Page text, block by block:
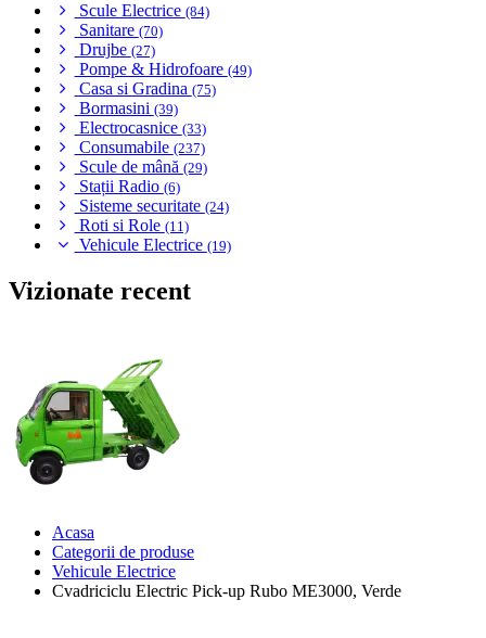
Scule Electrice (84)
Sanitare (70)
Drujbe (27)
Pompe & Hidrofoare (49)
Casa si Gradina (75)
Bormasini (39)
Electrocasnice (33)
Consumabile (237)
Scule de mână (29)
Stații Radio (6)
Sisteme securitate (24)
Roti si Role (11)
Vehicule Electrice (19)
Vizionate recent
Acasa
Categorii de produse
Vehicule Electrice
Cvadriciclu Electric Pick-up Rubo ME3000, Verde